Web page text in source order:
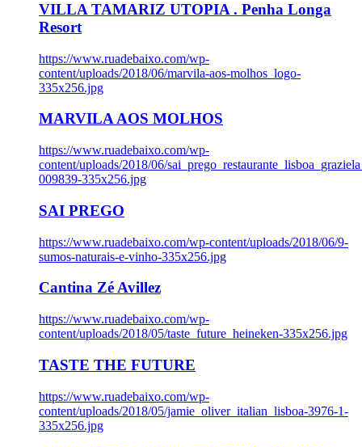
VILLA TAMARIZ UTOPIA . Penha Longa
Resort
https://www.ruadebaixo.com/wp-
content/uploads/2018/06/marvila-aos-molhos_logo-
335x256.jpg
MARVILA AOS MOLHOS
https://www.ruadebaixo.com/wp-
content/uploads/2018/06/
009839-335x256.jpg
SAI PREGO
https://www.ruadebaixo.com/wp-content/uploads/2018/06/9-
sumos-naturais-e-vinho-335x256.jpg
Cantina Zé Avillez
https://www.ruadebaixo.com/wp-
content/uploads/2018/05/taste_future_heineken-335x256.jpg
TASTE THE FUTURE
https://www.ruadebaixo.com/wp-
content/uploads/2018/05/jamie_oliver_italian_lisboa-3976-1-
335x256.jpg